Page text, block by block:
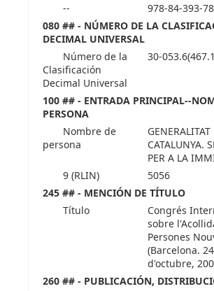
--
978-84-393-
080 ## - NÚMERO DE LA
DECIMAL UNIVERSAL
Número de la
Clasificación
Decimal Universal
30-
100 ## - ENTRADA PRINCIPAL--
PERSONA
Nombre de
persona
GENERALITAT
CATALUNYA.
PER A LA
9 (RLIN)
5056
245 ## - MENCIÓN DE TÍTULO
Título
Congrés
sobre
Persones
(Barcelona.
d'octubre,
260 ## - PUBLICACIÓN,